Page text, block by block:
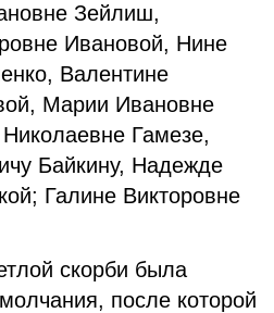
Зейлиш,
Ивановой, Нине
Валентине
Марии Ивановне
Гамезе,
Байкину, Надежде
Галине Викторовне
скорби была
после которой